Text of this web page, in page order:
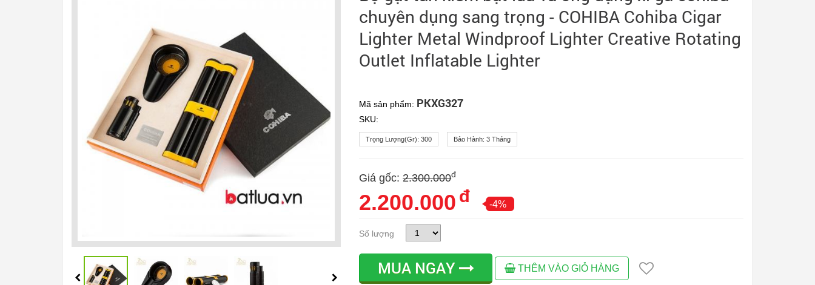
chuyên dụng sang trọng - COHIBA Cohiba Cigar
Lighter Metal Windproof Lighter Creative Rotating
Outlet Inflatable Lighter
Mã sản phẩm: PKXG327
SKU:
Trọng Lượng(gr):300 Bảo Hành:3 Tháng
Giá gốc: 2.300.000đ
2.200.000 đ -4%
Số lượng
MUA NGAY THÊM VÀO GIỎ HÀNG